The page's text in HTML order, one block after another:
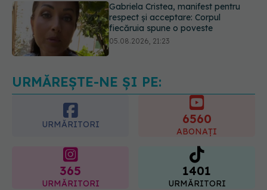
Medicii de la Fundeni demontează
unul dintre cele mai răspândite
URMĂREȘTE-NE ȘI PE:
URMĂRITORI 6560
ABONAȚI
365
URMĂRITORI
1401
URMĂRITORI